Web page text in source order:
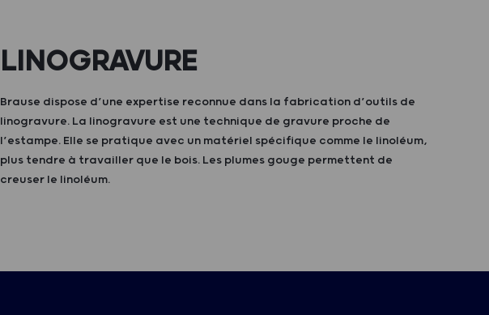
LINOGRAVURE
Brause dispose d’une expertise reconnue dans la fabrication d’outils de
linogravure. La linogravure est une technique de gravure proche de
l’estampe. Elle se pratique avec un matériel spécifique comme le linoléum,
plus tendre à travailler que le bois. Les plumes gouge permettent de
creuser le linoléum.